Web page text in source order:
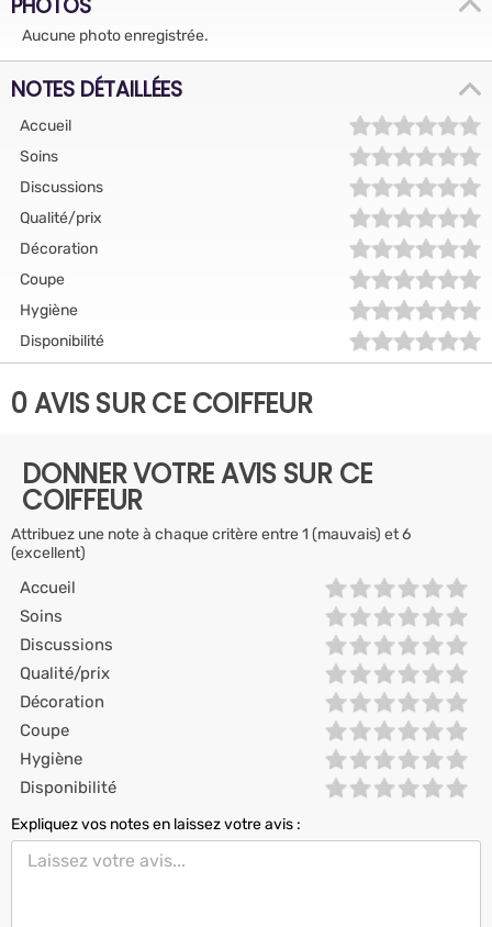
Aucune photo enregistrée.
NOTES DÉTAILLÉES
Accueil
Soins
Discussions
Qualité/prix
Décoration
Coupe
Hygiène
Disponibilité
0 AVIS SUR CE COIFFEUR
DONNER VOTRE AVIS SUR CE
COIFFEUR
Attribuez une note à chaque critère entre 1 (mauvais) et 6
(excellent)
Accueil
Soins
Discussions
Qualité/prix
Décoration
Coupe
Hygiène
Disponibilité
Expliquez vos notes en laissez votre avis :